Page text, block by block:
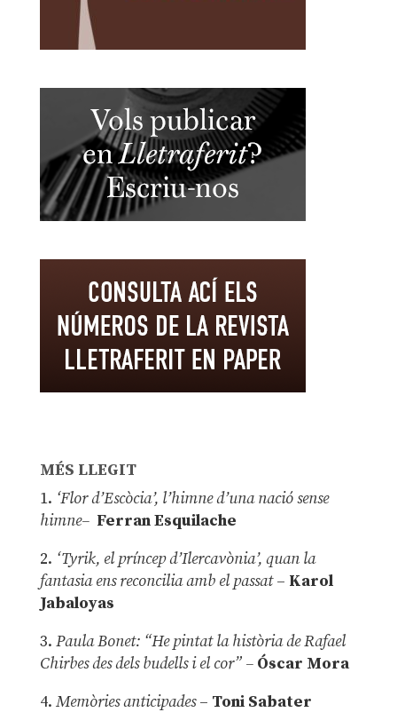
MÉS LLEGIT
1. ‘Flor d’Escòcia’, l’himne d’una nació sense
himne– Ferran Esquilache
2. ‘Tyrik, el príncep d’Ilercavònia’, quan la
fantasia ens reconcilia amb el passat– Karol
Jabaloyas
3. Paula Bonet: “He pintat la història de Rafael
Chirbes des dels budells i el cor” –Óscar Mora
4. Memòries anticipades– Toni Sabater